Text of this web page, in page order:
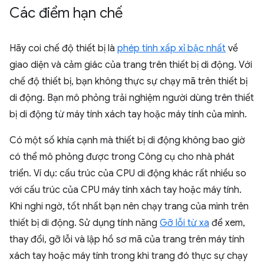
Các điểm hạn chế
Hãy coi chế độ thiết bị là phép tính xấp xỉ bậc nhất về
giao diện và cảm giác của trang trên thiết bị di động. Với
chế độ thiết bị, bạn không thực sự chạy mã trên thiết bị
di động. Bạn mô phỏng trải nghiệm người dùng trên thiết
bị di động từ máy tính xách tay hoặc máy tính của mình.
Có một số khía cạnh mà thiết bị di động không bao giờ
có thể mô phỏng được trong Công cụ cho nhà phát
triển. Ví dụ: cấu trúc của CPU di động khác rất nhiều so
với cấu trúc của CPU máy tính xách tay hoặc máy tính.
Khi nghi ngờ, tốt nhất bạn nên chạy trang của mình trên
thiết bị di động. Sử dụng tính năng Gỡ lỗi từ xa để xem,
thay đổi, gỡ lỗi và lập hồ sơ mã của trang trên máy tính
xách tay hoặc máy tính trong khi trang đó thực sự chạy